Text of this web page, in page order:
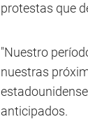
protestas que
"Nuestro
nuestras
anticipados.